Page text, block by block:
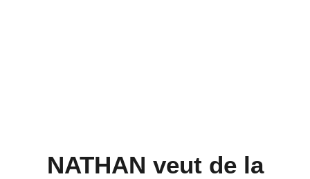
NATHAN veut de la